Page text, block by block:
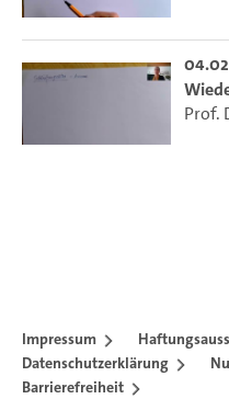
Prof.
Impressum
Datenschutzerklärung
Barrierefreiheit